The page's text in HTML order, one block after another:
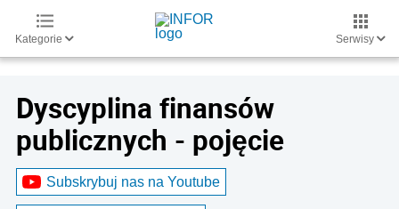
Kategorie Serwisy
Dyscyplina finansów
publicznych - pojęcie
Subskrybuj nas na Youtube